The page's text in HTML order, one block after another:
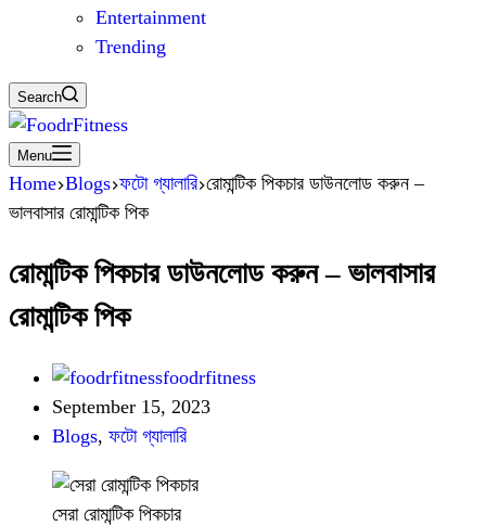
Entertainment
Trending
Search
Menu
Home Blogs ফটো গ্যালারি রোমান্টিক পিকচার ডাউনলোড করুন –
ভালবাসার রোমান্টিক পিক
রোমান্টিক পিকচার ডাউনলোড করুন – ভালবাসার
রোমান্টিক পিক
foodrfitness
September 15, 2023
Blogs, ফটো গ্যালারি
সেরা রোমান্টিক পিকচার